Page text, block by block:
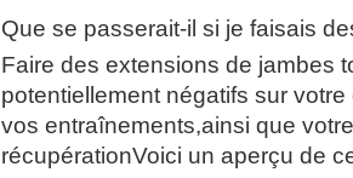
Que se passerait-il si je faisais
Faire des extensions de jambes
potentiellement négatifs sur
vos entraînements,ainsi que
récupérationVoici un aperçu de